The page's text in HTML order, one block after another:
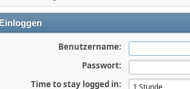
Einloggen
Benutzername:
Passwort:
Time to stay logged in: